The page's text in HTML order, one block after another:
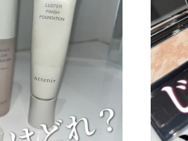
メイクアップ